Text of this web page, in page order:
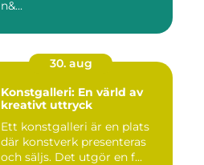
n&...
30. aug
Konstgalleri: En värld av
kreativt uttryck
Ett konstgalleri är en plats
där konstverk presenteras
och säljs. Det utgör en f...